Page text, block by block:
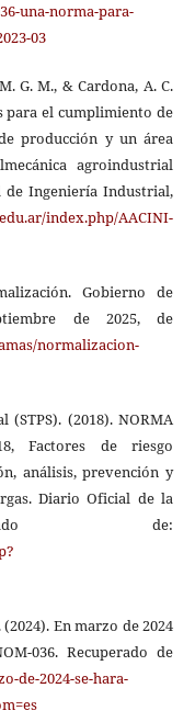
una-norma-para-
03
G. M., & Cardona, A. C.
para el cumplimiento de
de producción y un área
agroindustrial
de Ingeniería Industrial,
index.php/AACINI-
Gobierno de
de 2025, de
normalizacion-
(2018). NORMA
Factores de riesgo
análisis, prevención y
Diario Oficial de la
de:
En marzo de 2024
036. Recuperado de
de-2024-se-hara-